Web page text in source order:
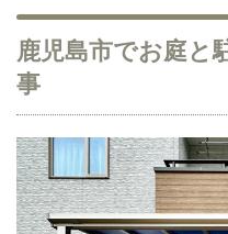
鹿児島市でお庭と
事